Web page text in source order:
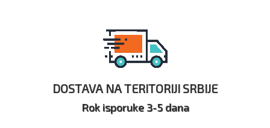
DOSTAVA NA TERITORIJI SRBIJE
Rok isporuke 3-5 dana